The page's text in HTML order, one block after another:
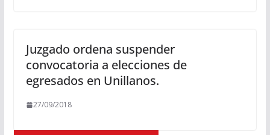
Juzgado ordena suspender
convocatoria a elecciones de
egresados en Unillanos.
27/09/2018